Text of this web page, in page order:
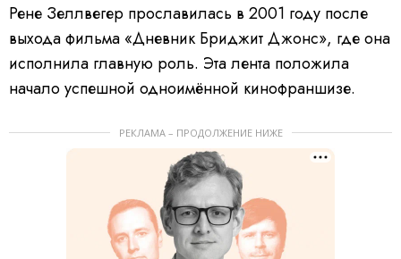
Рене Зеллвегер прославилась в 2001 году после
выхода фильма «Дневник Бриджит Джонс», где она
исполнила главную роль. Эта лента положила
начало успешной одноимённой кинофраншизе.
РЕКЛАМА – ПРОДОЛЖЕНИЕ НИЖЕ